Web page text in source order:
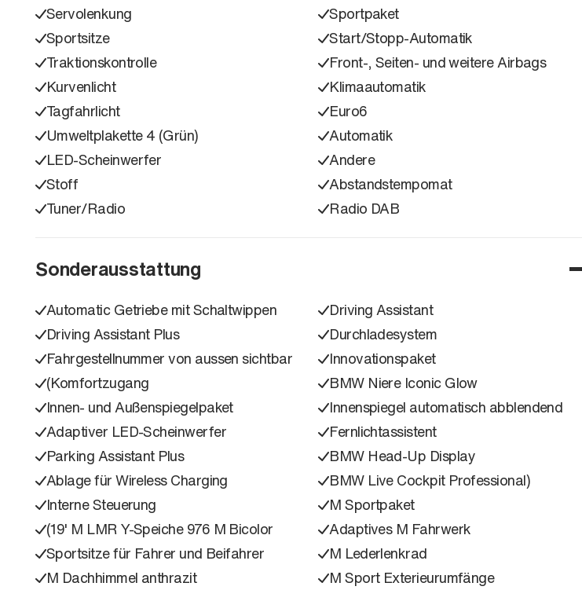
Servolenkung
Sportpaket
Sportsitze
Start/Stopp-Automatik
Traktionskontrolle
Front-, Seiten- und weitere Airbags
Kurvenlicht
Klimaautomatik
Tagfahrlicht
Euro6
Umweltplakette 4 (Grün)
Automatik
LED-Scheinwerfer
Andere
Stoff
Abstandstempomat
Tuner/Radio
Radio DAB
Sonderausstattung
Automatic Getriebe mit Schaltwippen
Driving Assistant
Driving Assistant Plus
Durchladesystem
Fahrgestellnummer von aussen sichtbar
Innovationspaket
(Komfortzugang
BMW Niere Iconic Glow
Innen- und Außenspiegelpaket
Innenspiegel automatisch abblendend
Adaptiver LED-Scheinwerfer
Fernlichtassistent
Parking Assistant Plus
BMW Head-Up Display
Ablage für Wireless Charging
BMW Live Cockpit Professional)
Interne Steuerung
M Sportpaket
(19' M LMR Y-Speiche 976 M Bicolor
Adaptives M Fahrwerk
Sportsitze für Fahrer und Beifahrer
M Lederlenkrad
M Dachhimmel anthrazit
M Sport Exterieurumfänge